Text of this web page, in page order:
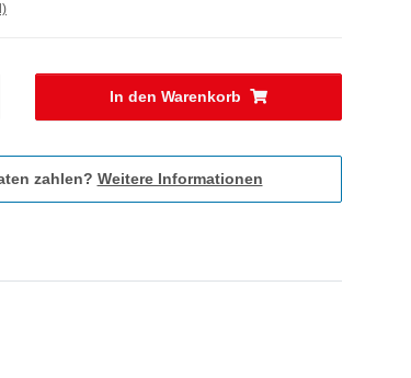
In den Warenkorb
zahlen? Weitere Informationen